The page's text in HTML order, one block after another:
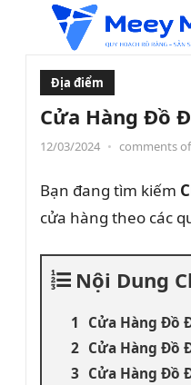
Địa điểm
Cửa Hàng Đồ
12/03/2024 • comments
Bạn đang tìm kiếm
cửa hàng theo các
Nội Dung
Cửa Hàng Đồ
Cửa Hàng Đồ
Cửa Hàng Đồ